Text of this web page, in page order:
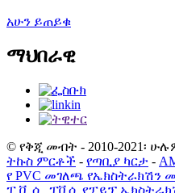
አሁን ይጠይቁ
ማህበራዊ
© የቅጂ መብት - 2010-2021፡
ትኩስ ምርቶች - የጣቢያ ካርታ -
የ PVC መገለጫ የኤክስትራክሽን